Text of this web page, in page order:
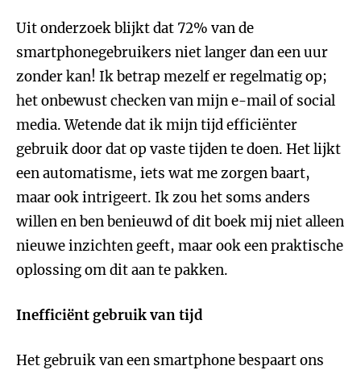
Uit onderzoek blijkt dat 72% van de
smartphonegebruikers niet langer dan een uur
zonder kan! Ik betrap mezelf er regelmatig op;
het onbewust checken van mijn e-mail of social
media. Wetende dat ik mijn tijd efficiënter
gebruik door dat op vaste tijden te doen. Het lijkt
een automatisme, iets wat me zorgen baart,
maar ook intrigeert. Ik zou het soms anders
willen en ben benieuwd of dit boek mij niet alleen
nieuwe inzichten geeft, maar ook een praktische
oplossing om dit aan te pakken.
Inefficiënt gebruik van tijd
Het gebruik van een smartphone bespaart ons